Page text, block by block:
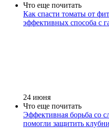
Что еще почитать
Как спасти томаты от
эффективных способа с
24 июня
Что еще почитать
Эффективная борьба со
помогли защитить